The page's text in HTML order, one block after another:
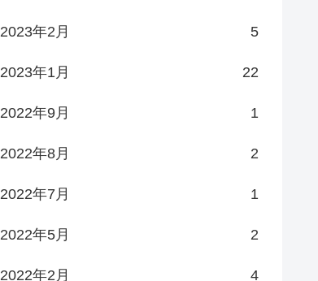
2023年2月 5
2023年1月 22
2022年9月 1
2022年8月 2
2022年7月 1
2022年5月 2
2022年2月 4